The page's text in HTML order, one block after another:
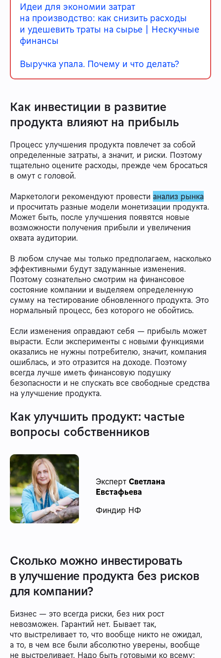
Идеи для экономии затрат
на производство: как снизить расходы
и удешевить траты на сырье | Нескучные
финансы
Выручка упала. Почему и что делать?
Как инвестиции в развитие
продукта влияют на прибыль
Процесс улучшения продукта повлечет за собой
определенные затраты, а значит, и риски. Поэтому
тщательно оцените расходы, прежде чем бросаться
в омут с головой.
Маркетологи рекомендуют провести анализ рынка
и просчитать разные модели монетизации продукта.
Может быть, после улучшения появятся новые
возможности получения прибыли и увеличения
охвата аудитории.
В любом случае мы только предполагаем, насколько
эффективными будут задуманные изменения.
Поэтому сознательно смотрим на финансовое
состояние компании и выделяем определенную
сумму на тестирование обновленного продукта. Это
нормальный процесс, без которого не обойтись.
Если изменения оправдают себя — прибыль может
вырасти. Если эксперименты с новыми функциями
оказались не нужны потребителю, значит, компания
ошиблась, и это отразится на доходе. Поэтому
всегда лучше иметь финансовую подушку
безопасности и не спускать все свободные средства
на улучшение продукта.
Как улучшить продукт: частые
вопросы собственников
Эксперт Светлана
Евстафьева
Финдир НФ
Сколько можно инвестировать
в улучшение продукта без рисков
для компании?
Бизнес — это всегда риски, без них рост
невозможен. Гарантий нет. Бывает так,
что выстреливает то, что вообще никто не ожидал,
а то, в чем все были абсолютно уверены, вообще
не выстреливает. Надо быть готовыми ко всему: